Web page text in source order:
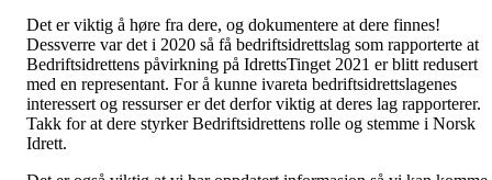
Det er viktig å høre fra dere, og dokumentere at dere finnes!
Dessverre var det i 2020 så få bedriftsidrettslag som rapporterte at
Bedriftsidrettens påvirkning på IdrettsTinget 2021 er blitt redusert
med en representant. For å kunne ivareta bedriftsidrettslagenes
interessert og ressurser er det derfor viktig at deres lag rapporterer.
Takk for at dere styrker Bedriftsidrettens rolle og stemme i Norsk
Idrett.